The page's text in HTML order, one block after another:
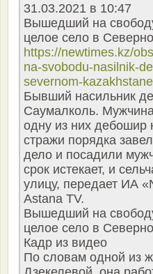
31.03.2021 в 10:47
Вышедший на
целое село в
https://newtimes.kz/
na-svobodu-nasilnik-
severnom-
Бывший насильник
Саумалколь.
одну из них
стражи порядка
дело и посадили
срок истекает, и
улицу, передает ИА
Astana TV.
Вышедший на
целое село в
Кадр из видео
По словам одной из